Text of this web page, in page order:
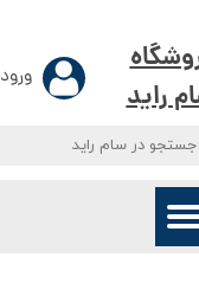
راید
ورود
حساب کاربری من
تغییر گذر واژه
سفارشات
خروج از حساب کاربری